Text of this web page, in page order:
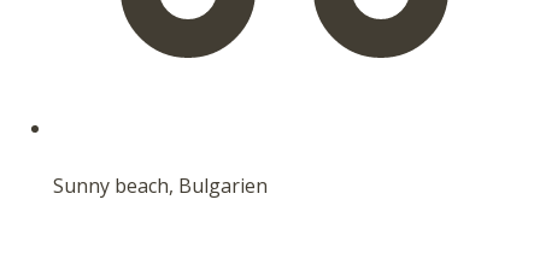
Sunny beach, Bulgarien